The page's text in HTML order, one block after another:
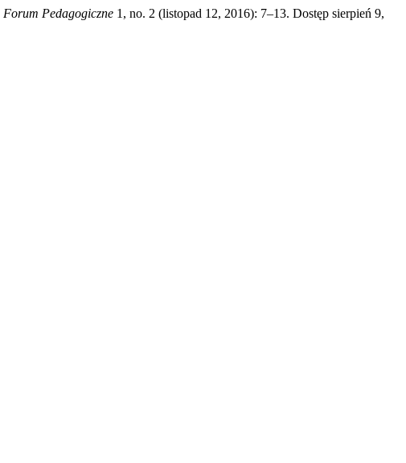
Forum Pedagogiczne 1, no. 2 (listopad 12, 2016): 7–13. Dostęp sierpień 9,